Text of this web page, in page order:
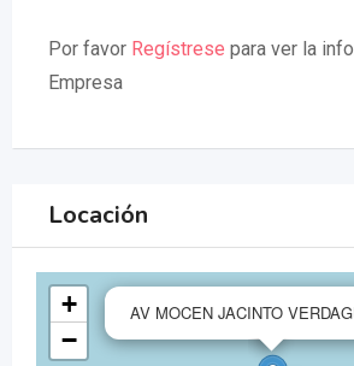
Por favor Regístrese para ver la
Empresa
Locación
AV MOCEN JACINTO
+
−